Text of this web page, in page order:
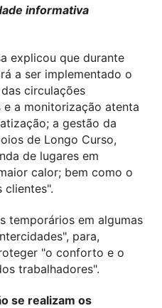
informativa
explicou que durante
a ser implementado o
circulações
a monitorização atenta
a gestão da
de Longo Curso,
de lugares em
calor; bem como o
clientes".
temporários em algumas
para,
"o conforto e o
trabalhadores".
se realizam os